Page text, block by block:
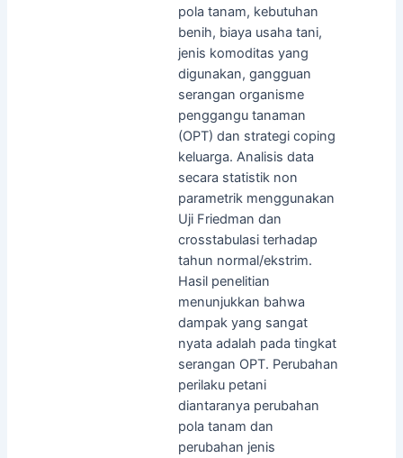
pola tanam, kebutuhan
benih, biaya usaha tani,
jenis komoditas yang
digunakan, gangguan
serangan organisme
penggangu tanaman
(OPT) dan strategi coping
keluarga. Analisis data
secara statistik non
parametrik menggunakan
Uji Friedman dan
crosstabulasi terhadap
tahun normal/ekstrim.
Hasil penelitian
menunjukkan bahwa
dampak yang sangat
nyata adalah pada tingkat
serangan OPT. Perubahan
perilaku petani
diantaranya perubahan
pola tanam dan
perubahan jenis